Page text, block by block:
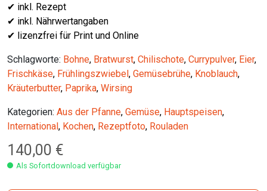
✔ inkl. Rezept
✔ inkl. Nährwertangaben
✔ lizenzfrei für Print und Online
Schlagworte: Bohne, Bratwurst, Chilischote, Currypulver, Eier,
Frischkäse, Frühlingszwiebel, Gemüsebrühe, Knoblauch,
Kräuterbutter, Paprika, Wirsing
Kategorien: Aus der Pfanne, Gemüse, Hauptspeisen,
International, Kochen, Rezeptfoto, Rouladen
140,00 €
Als Sofortdownload verfügbar